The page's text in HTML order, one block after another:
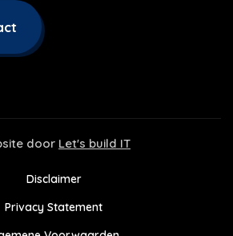
door Let's build IT
Disclaimer
Privacy Statement